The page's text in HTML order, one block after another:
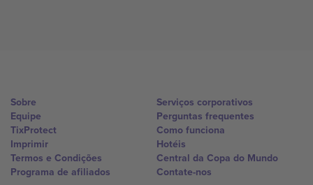
Sobre
Equipe
TixProtect
Imprimir
Termos e Condições
Programa de afiliados
Serviços corporativos
Perguntas frequentes
Como funciona
Hotéis
Central da Copa do Mundo
Contate-nos